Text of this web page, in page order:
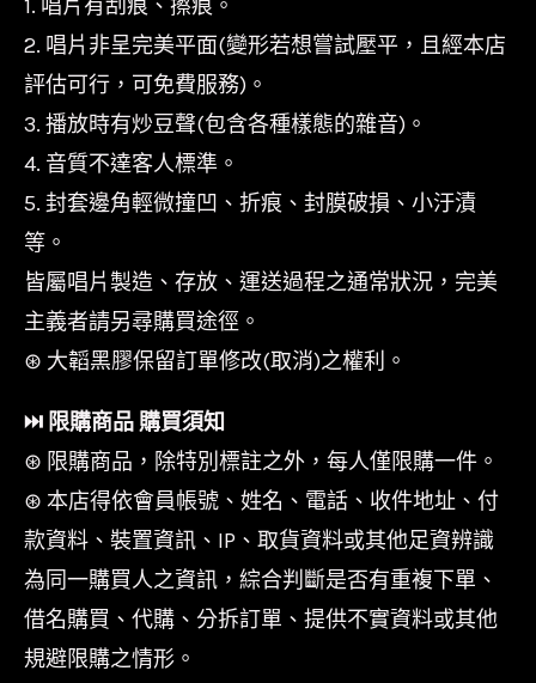
1. 唱片有刮痕、擦痕。
2. 唱片非呈完美平面(變形若想嘗試壓平，且經本店
評估可行，可免費服務)。
3. 播放時有炒豆聲(包含各種樣態的雜音)。
4. 音質不達客人標準。
5. 封套邊角輕微撞凹、折痕、封膜破損、小汙漬
等。
皆屬唱片製造、存放、運送過程之通常狀況，完美
主義者請另尋購買途徑。
⊛ 大韜黑膠保留訂單修改(取消)之權利。
⏭︎ 限購商品 購買須知
⊛ 限購商品，除特別標註之外，每人僅限購一件。
⊛ 本店得依會員帳號、姓名、電話、收件地址、付
款資料、裝置資訊、IP、取貨資料或其他足資辨識
為同一購買人之資訊，綜合判斷是否有重複下單、
借名購買、代購、分拆訂單、提供不實資料或其他
規避限購之情形。